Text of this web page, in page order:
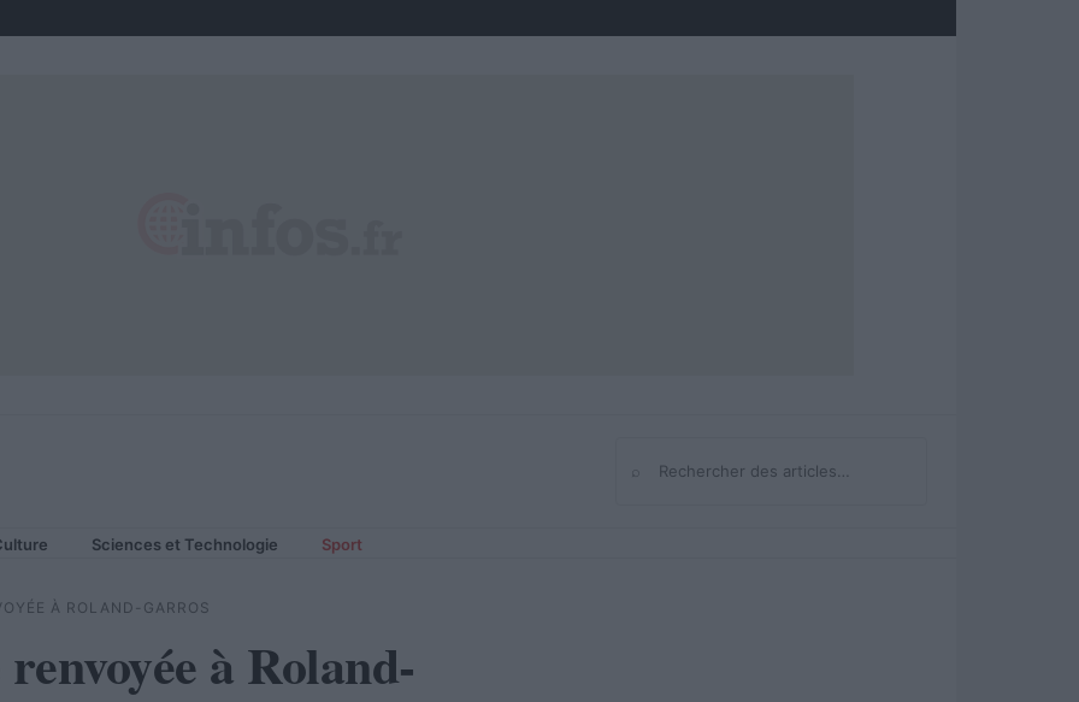
Rechercher
Sciences et Technologie Sport
À ROLAND-GARROS
à Roland-